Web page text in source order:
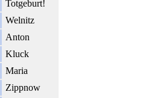
Totgeburt!
Welnitz
Anton
Kluck
Maria
Zippnow